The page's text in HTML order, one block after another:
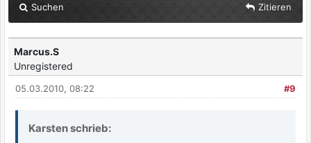
Suchen Zitieren
Marcus.S
Unregistered
#9
05.03.2010, 08:22
Karsten schrieb: